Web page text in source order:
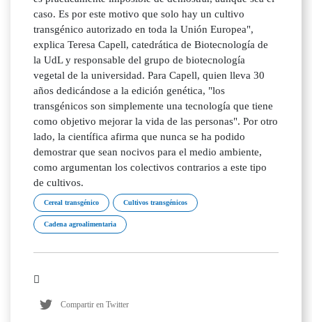
caso. Es por este motivo que solo hay un cultivo
transgénico autorizado en toda la Unión Europea",
explica Teresa Capell, catedrática de Biotecnología de
la UdL y responsable del grupo de biotecnología
vegetal de la universidad. Para Capell, quien lleva 30
años dedicándose a la edición genética, "los
transgénicos son simplemente una tecnología que tiene
como objetivo mejorar la vida de las personas". Por otro
lado, la científica afirma que nunca se ha podido
demostrar que sean nocivos para el medio ambiente,
como argumentan los colectivos contrarios a este tipo
de cultivos.
Cereal transgénico Cultivos transgénicos
Cadena agroalimentaria
Compartir en Twitter